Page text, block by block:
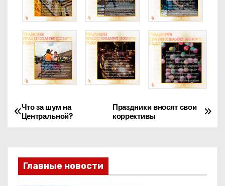
Н
в
и
Праздники вносят свои
коррективы
Что за шум на
Центральной?
Главные новости